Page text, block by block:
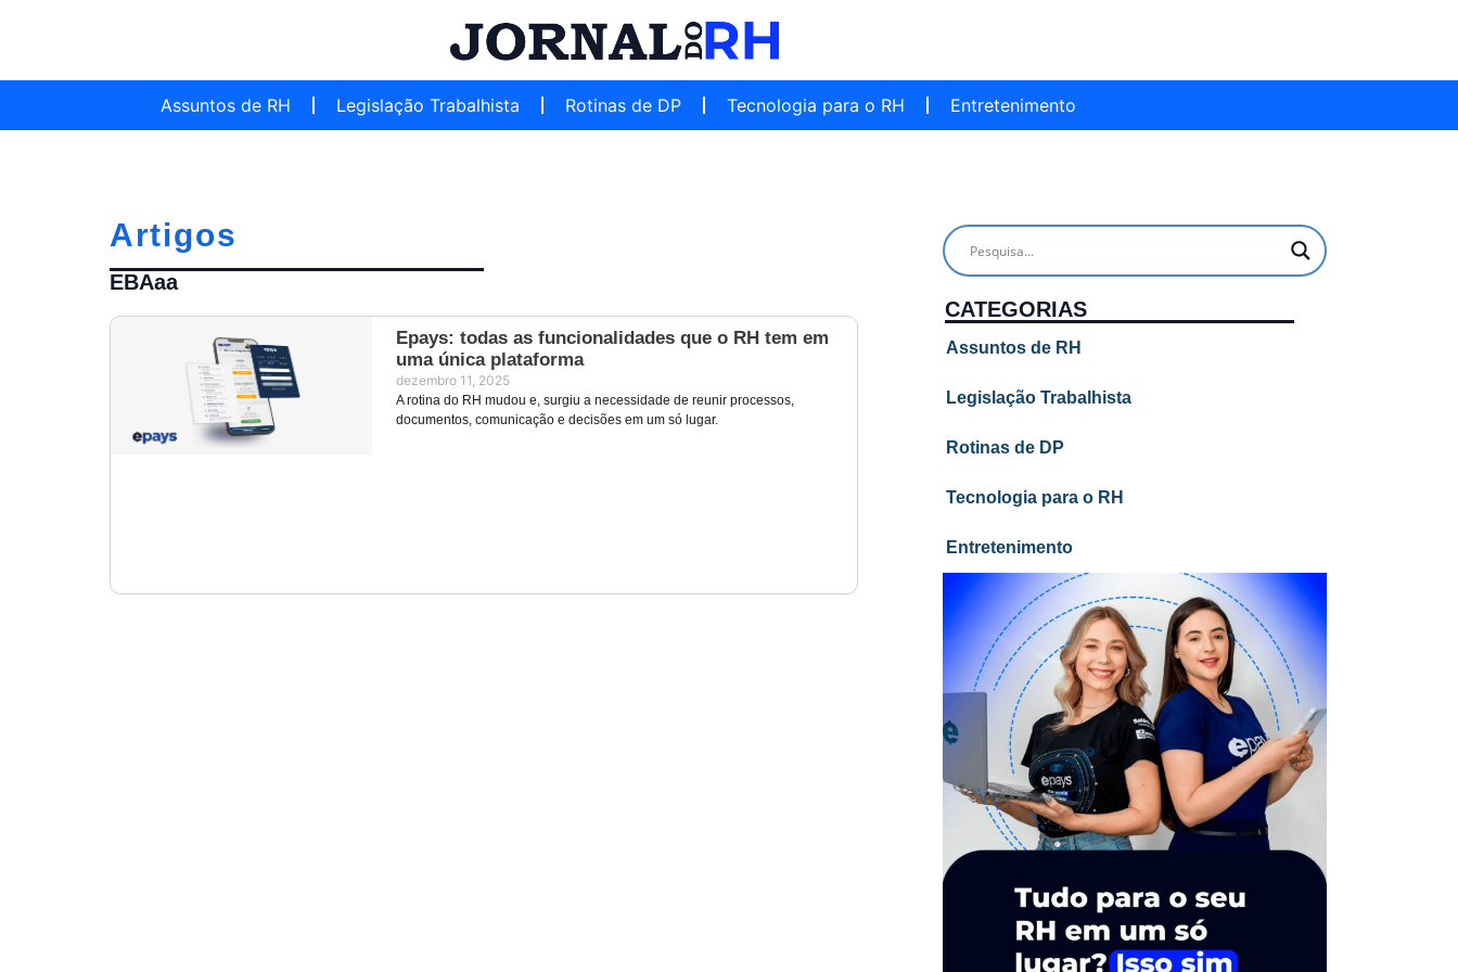
Assuntos de RH Legislação Trabalhista Rotinas de DP Tecnologia para o RH Entretenimento
Artigos
EBAaa
Epays: todas as funcionalidades que o RH tem em
uma única plataforma
dezembro 11, 2025
A rotina do RH mudou e, surgiu a necessidade de reunir processos,
documentos, comunicação e decisões em um só lugar.
CATEGORIAS
Assuntos de RH
Legislação Trabalhista
Rotinas de DP
Tecnologia para o RH
Entretenimento